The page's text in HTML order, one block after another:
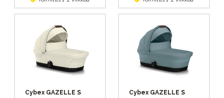
Cybex GAZELLE S
Cybex GAZELLE S